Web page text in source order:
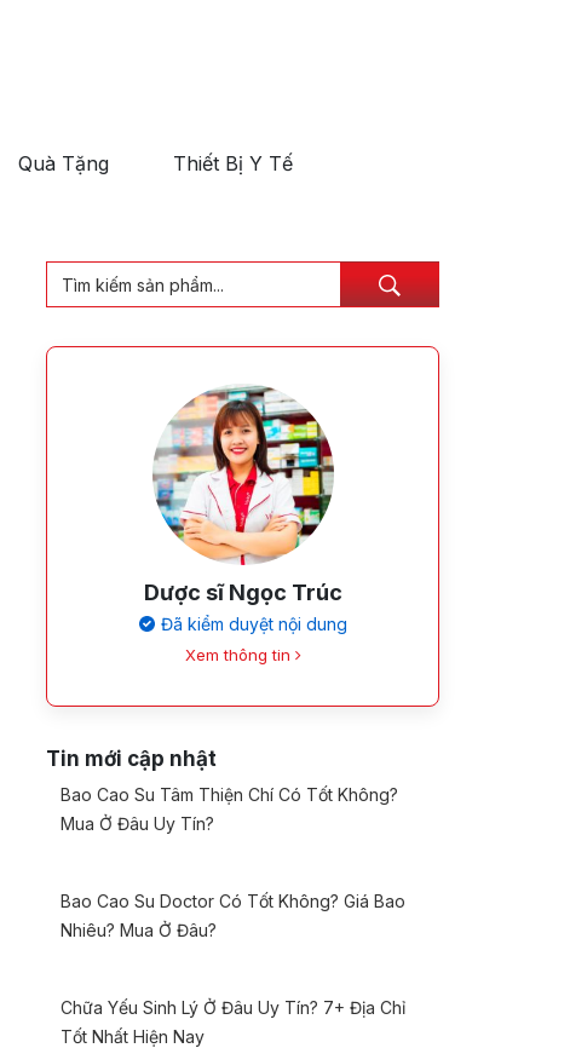
Quà Tặng
Thiết Bị Y Tế
Dược sĩ Ngọc Trúc
Đã kiểm duyệt nội dung
Xem thông tin
Tin mới cập nhật
Bao Cao Su Tâm Thiện Chí Có Tốt Không?
Mua Ở Đâu Uy Tín?
Bao Cao Su Doctor Có Tốt Không? Giá Bao
Nhiêu? Mua Ở Đâu?
Chữa Yếu Sinh Lý Ở Đâu Uy Tín? 7+ Địa Chỉ
Tốt Nhất Hiện Nay